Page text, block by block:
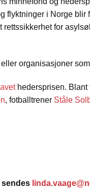
flyktninger i Norge blir
rettssikkerhet for
organisasjoner
hedersprisen. Blant
, fotballtrener Ståle
sendes